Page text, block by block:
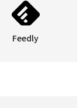
Feedly